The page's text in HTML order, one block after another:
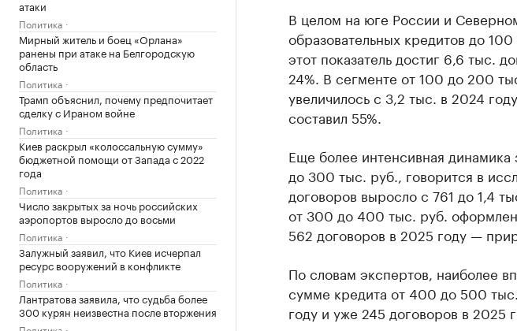
атаки
Политика
Мирный житель и боец «Орлана»
ранены при атаке на Белгородскую
область
Политика
Трамп объяснил, почему предпочитает
сделку с Ираном войне
Политика
Киев раскрыл «колоссальную сумму»
бюджетной помощи от Запада с 2022
года
Политика
Число закрытых за ночь российских
аэропортов выросло до восьми
Политика
Залужный заявил, что Киев исчерпал
ресурс вооружений в конфликте
Политика
Лантратова заявила, что судьба более
300 курян неизвестна после вторжения
В целом на юге России и
образовательных кредитов до
этот показатель достиг 6,6 тыс.
24%. В сегменте от 100 до 200
увеличилось с 3,2 тыс. в 2024
составил 55%.
Еще более интенсивная
до 300 тыс. руб., говорится в
договоров выросло с 761 до 1,4
от 300 до 400 тыс. руб.
562 договоров в 2025 году —
По словам экспертов, наиболее
сумме кредита от 400 до 500
году и уже 245 договоров в 2025